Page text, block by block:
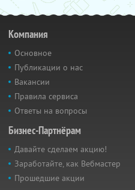
Компания
Основное
Публикации о нас
Вакансии
Правила сервиса
Ответы на вопросы
Бизнес-Партнёрам
Давайте сделаем акцию!
Заработайте, как Вебмастер
Прошедшие акции